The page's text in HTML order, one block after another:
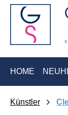
Zur
HOME
Künstler